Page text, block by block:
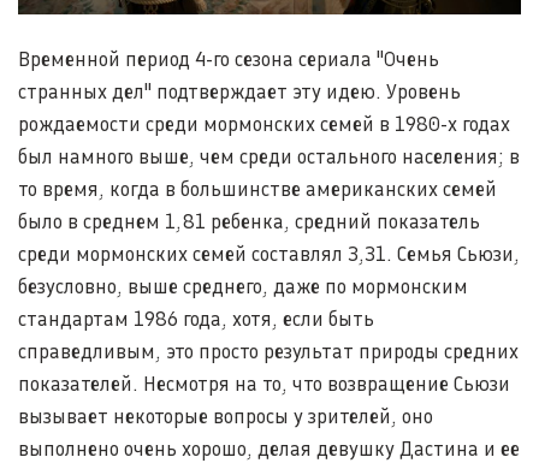
Временной период 4-го сезона сериала "Очень
странных дел" подтверждает эту идею. Уровень
рождаемости среди мормонских семей в 1980-х годах
был намного выше, чем среди остального населения; в
то время, когда в большинстве американских семей
было в среднем 1,81 ребенка, средний показатель
среди мормонских семей составлял 3,31. Семья Сьюзи,
безусловно, выше среднего, даже по мормонским
стандартам 1986 года, хотя, если быть
справедливым, это просто результат природы средних
показателей. Несмотря на то, что возвращение Сьюзи
вызывает некоторые вопросы у зрителей, оно
выполнено очень хорошо, делая девушку Дастина и ее